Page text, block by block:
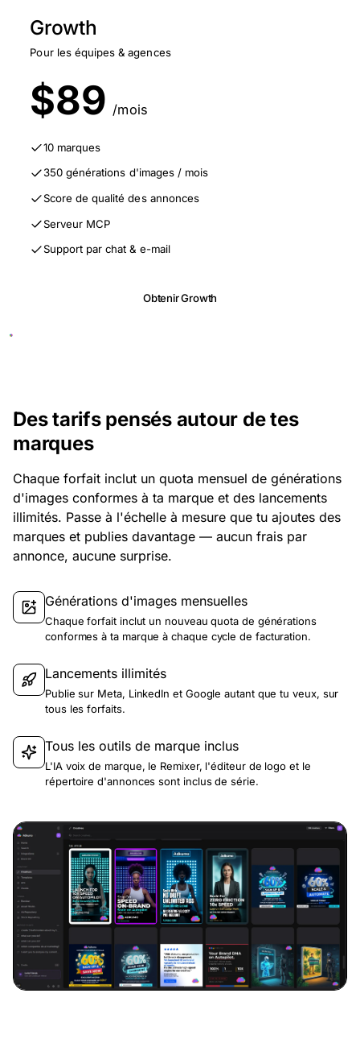
Growth
Pour les équipes & agences
$89 /mois
10 marques
350 générations d'images / mois
Score de qualité des annonces
Serveur MCP
Support par chat & e-mail
Obtenir Growth
Des tarifs pensés autour de tes
marques
Chaque forfait inclut un quota mensuel de générations
d'images conformes à ta marque et des lancements
illimités. Passe à l'échelle à mesure que tu ajoutes des
marques et publies davantage — aucun frais par
annonce, aucune surprise.
Générations d'images mensuelles
Chaque forfait inclut un nouveau quota de générations
conformes à ta marque à chaque cycle de facturation.
Lancements illimités
Publie sur Meta, LinkedIn et Google autant que tu veux, sur
tous les forfaits.
Tous les outils de marque inclus
L'IA voix de marque, le Remixer, l'éditeur de logo et le
répertoire d'annonces sont inclus de série.